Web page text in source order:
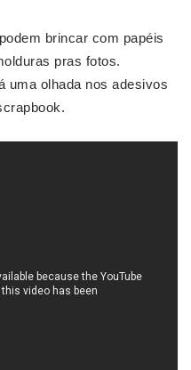
brincar com papéis
pras fotos.
uma olhada nos adesivos